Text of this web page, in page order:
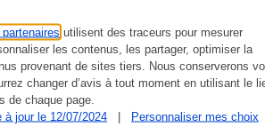
partenaires utilisent des traceurs pour mesurer
les contenus, les partager, optimiser la
provenant de sites tiers. Nous conserverons
changer d’avis à tout moment en utilisant le
de chaque page.
jour le 12/07/2024
| Personnaliser mes choix